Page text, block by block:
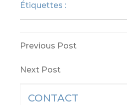
Étiquettes :
Navigation
de
Previous
Previous Post
Next
Next Post
CONTACT